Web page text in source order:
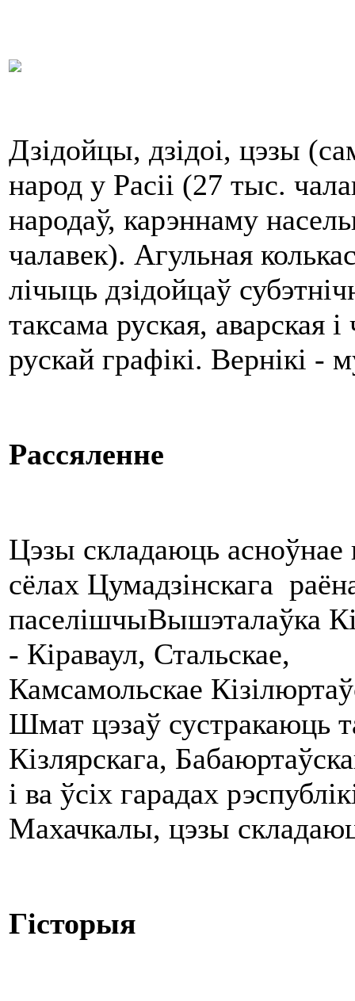
Дзідойцы, дзідоі, цэзы
народ у Расіі (27 тыс.
народаў, карэннаму
чалавек). Агульная
лічыць дзідойцаў
таксама руская, аварская
рускай графікі. Вернікі -
Рассяленне
Цэзы складаюць
сёлах Цумадзінскага
паселішчыВышэталаўка
- Кіраваул, Стальскае,
Камсамольскае
Шмат цэзаў сустракаюць
Кізлярскага,
і ва ўсіх гарадах
Махачкалы, цэзы
Гісторыя